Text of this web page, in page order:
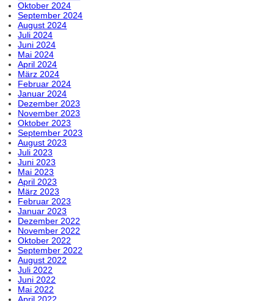
Oktober 2024
September 2024
August 2024
Juli 2024
Juni 2024
Mai 2024
April 2024
März 2024
Februar 2024
Januar 2024
Dezember 2023
November 2023
Oktober 2023
September 2023
August 2023
Juli 2023
Juni 2023
Mai 2023
April 2023
März 2023
Februar 2023
Januar 2023
Dezember 2022
November 2022
Oktober 2022
September 2022
August 2022
Juli 2022
Juni 2022
Mai 2022